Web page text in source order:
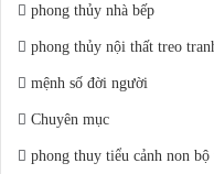
phong thủy nhà bếp
phong thủy nội thất treo
mệnh số đời người
Chuyên mục
phong thuy tiểu cảnh non